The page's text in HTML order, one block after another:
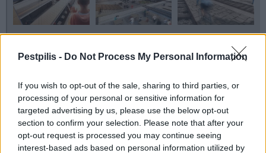
Pestpilis - Do Not Process My Personal Information
If you wish to opt-out of the sale, sharing to third parties, or
processing of your personal or sensitive information for
targeted advertising by us, please use the below opt-out
section to confirm your selection. Please note that after your
opt-out request is processed you may continue seeing
interest-based ads based on personal information utilized by
Liget Budapest Projekt Helyi építészet Kőbánya